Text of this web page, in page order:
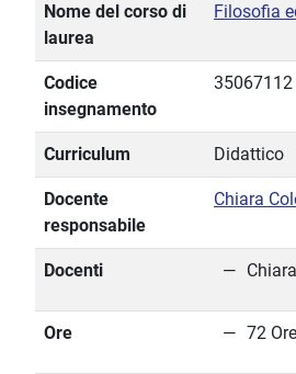
Nome del corso di
laurea
Filosofia
Codice
insegnamento
35067112
Curriculum Didattico
Docente
responsabile
Chiara
Docenti
Ore 72